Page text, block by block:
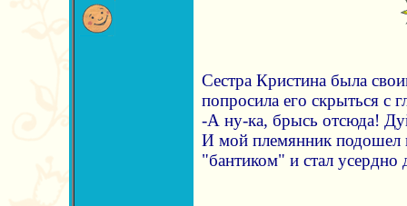
Сестра Кристина была
попросила его скрыться с
-А ну-ка, брысь отсюда!
И мой племянник подошел
"бантиком" и стал усердно